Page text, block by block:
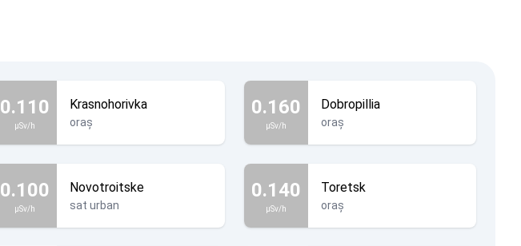
0.110
µSv/h
Krasnohorivka
oraș
0.160
µSv/h
Dobropillia
oraș
0.100
µSv/h
Novotroitske
sat urban
0.140
µSv/h
Toretsk
oraș